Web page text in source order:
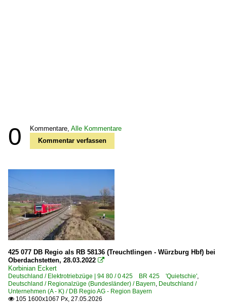
0 Kommentare, Alle Kommentare
Kommentar verfassen
425 077 DB Regio als RB 58136 (Treuchtlingen - Würzburg Hbf) bei
Oberdachstetten, 28.03.2022 
Korbinian Eckert
Deutschland / Elektrotriebzüge | 94 80 / 0 425 BR 425 'Quietschie',
Deutschland / Regionalzüge (Bundesländer) / Bayern, Deutschland /
Unternehmen (A - K) / DB Regio AG - Region Bayern
 105 1600x1067 Px, 27.05.2026